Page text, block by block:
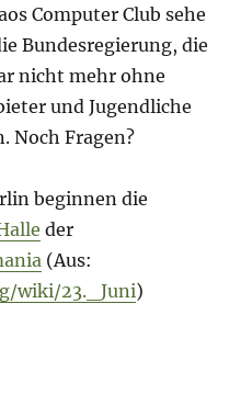
Computer Club sehe
Bundesregierung, die
nicht mehr ohne
und Jugendliche
Noch Fragen?
beginnen die
der
(Aus:
wiki/23._Juni)